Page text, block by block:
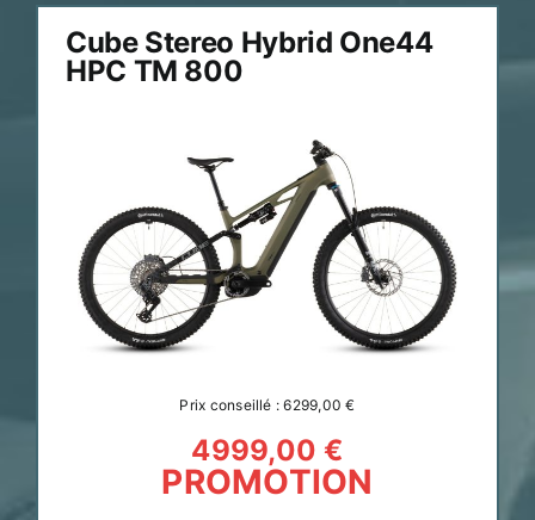
Cube Stereo Hybrid One44
HPC TM 800
Prix conseillé : 6299,00 €
4999,00 €
PROMOTION